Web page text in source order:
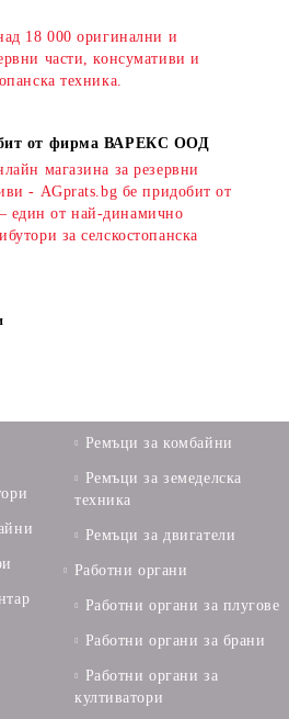
18 000 оригинални и
части, консумативи и
техника.
от фирма ВАРЕКС ООД
магазина за резервни
- AGprats.bg бе придобит от
от най-динамично
за селскостопанска
Ремъци за комбайни
Ремъци за земеделска
техника
Ремъци за двигатели
Работни органи
Работни органи за плугове
Работни органи за брани
Работни органи за
култиватори